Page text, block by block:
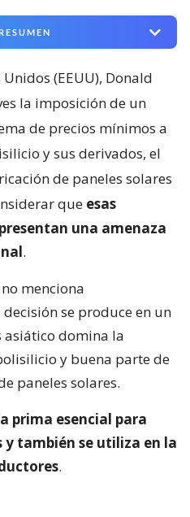
(EEUU), Donald
la imposición de un
de precios mínimos a
y sus derivados, el
de paneles solares
que esas
una amenaza
.
menciona
se produce en un
asiático domina la
y buena parte de
paneles solares.
prima esencial para
y también se utiliza en la
.